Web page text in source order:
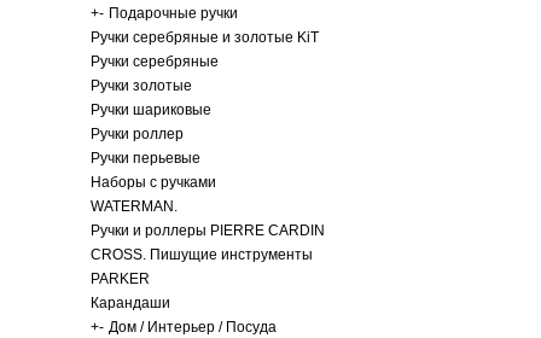
+- Подарочные ручки
Ручки серебряные и золотые KiT
Ручки серебряные
Ручки золотые
Ручки шариковые
Ручки роллер
Ручки перьевые
Наборы с ручками
WATERMAN.
Ручки и роллеры PIERRE CARDIN
CROSS. Пишущие инструменты
PARKER
Карандаши
+- Дом / Интерьер / Посуда